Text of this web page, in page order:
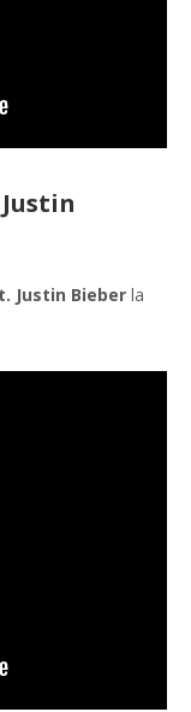
Justin
Justin Bieber la